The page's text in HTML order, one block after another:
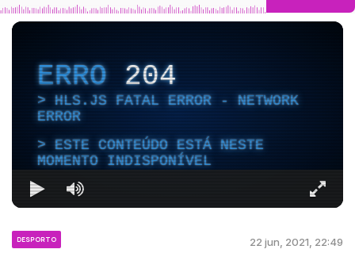
ERRO204
HLS.JS FATAL ERROR - NETWORK
ERROR
ESTE CONTEÚDO ESTÁ NESTE
MOMENTO INDISPONÍVEL
DESPORTO 22 jun, 2021, 22:49